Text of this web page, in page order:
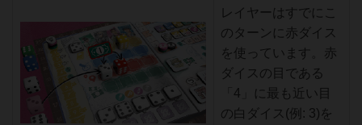
レイヤーはすでにこ
のターンに赤ダイス
を使っています。赤
ダイスの目である
「4」に最も近い目
の白ダイス(例: 3)を